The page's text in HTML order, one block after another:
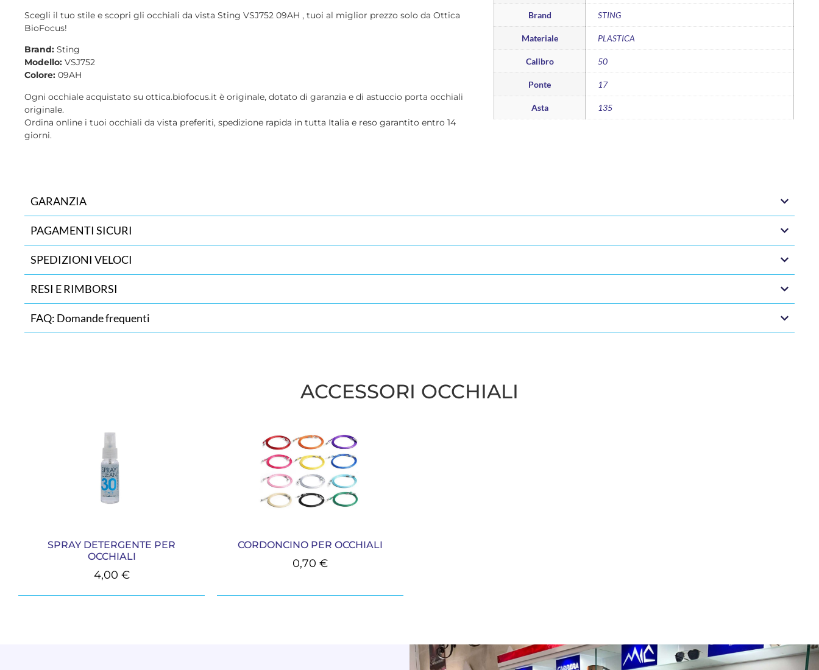
Scegli il tuo stile e scopri gli occhiali da vista Sting VSJ752 09AH , tuoi al miglior prezzo solo da Ottica
BioFocus!
Brand: Sting
Modello: VSJ752
Colore: 09AH
Ogni occhiale acquistato su ottica.biofocus.it è originale, dotato di garanzia e di astuccio porta occhiali
originale.
Ordina online i tuoi occhiali da vista preferiti, spedizione rapida in tutta Italia e reso garantito entro 14
giorni.
Brand STING
Materiale PLASTICA
Calibro 50
Ponte 17
Asta 135
GARANZIA
PAGAMENTI SICURI
SPEDIZIONI VELOCI
RESI E RIMBORSI
FAQ: Domande frequenti
ACCESSORI OCCHIALI
SPRAY DETERGENTE PER
OCCHIALI
4,00 €
CORDONCINO PER OCCHIALI
0,70 €